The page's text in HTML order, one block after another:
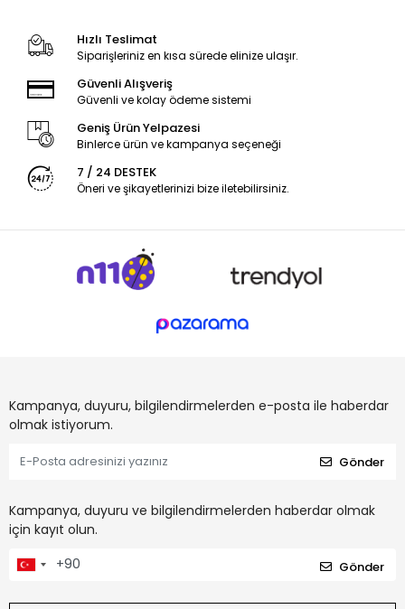
Hızlı Teslimat
Siparişleriniz en kısa sürede elinize ulaşır.
Güvenli Alışveriş
Güvenli ve kolay ödeme sistemi
Geniş Ürün Yelpazesi
Binlerce ürün ve kampanya seçeneği
7 / 24 DESTEK
Öneri ve şikayetlerinizi bize iletebilirsiniz.
Kampanya, duyuru, bilgilendirmelerden e-posta ile haberdar
olmak istiyorum.
Gönder
Kampanya, duyuru ve bilgilendirmelerden haberdar olmak
için kayıt olun.
Gönder